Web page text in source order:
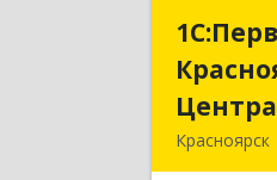
Красноярск